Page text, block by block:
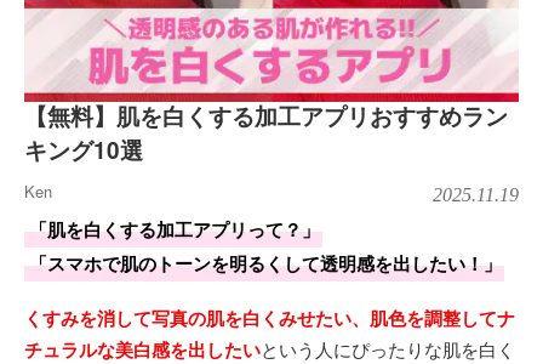
【無料】肌を白くする加工アプリおすすめラン
キング10選
Ken 2025.11.19
「肌を白くする加工アプリって？」
「スマホで肌のトーンを明るくして透明感を出したい！」
くすみを消して写真の肌を白くみせたい、肌色を調整してナ
チュラルな美白感を出したいという人にぴったりな肌を白く